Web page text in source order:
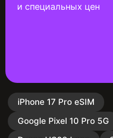
и специальных цен
iPhone 17 Pro eSIM
Google Pixel 10 Pro 5G